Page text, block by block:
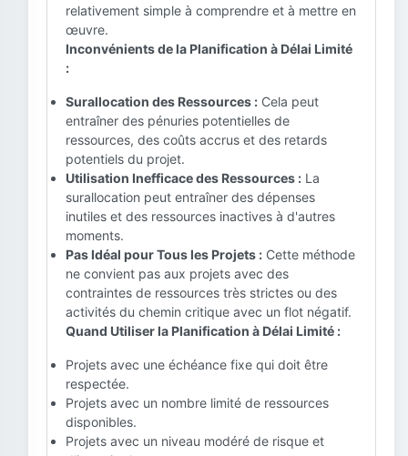
relativement simple à comprendre et à mettre en
œuvre.
Inconvénients de la Planification à Délai Limité
:
Surallocation des Ressources : Cela peut
entraîner des pénuries potentielles de
ressources, des coûts accrus et des retards
potentiels du projet.
Utilisation Inefficace des Ressources : La
surallocation peut entraîner des dépenses
inutiles et des ressources inactives à d'autres
moments.
Pas Idéal pour Tous les Projets : Cette méthode
ne convient pas aux projets avec des
contraintes de ressources très strictes ou des
activités du chemin critique avec un flot négatif.
Quand Utiliser la Planification à Délai Limité :
Projets avec une échéance fixe qui doit être
respectée.
Projets avec un nombre limité de ressources
disponibles.
Projets avec un niveau modéré de risque et